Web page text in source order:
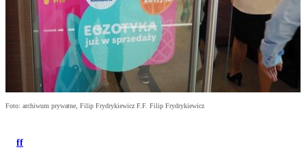
Foto: archiwum prywatne, Filip Frydrykiewicz F.F. Filip Frydrykiewicz
ff